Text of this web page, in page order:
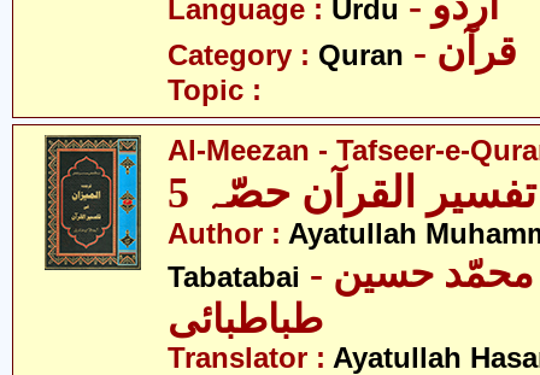
Language : Urdu
Category : Quran - قرآن
Topic :
Al-Meezan - Tafseer-e-
القرآن حصّہ 5
Author : Ayatullah
Tabatabai - آیت اللہ محمّد حسین
طباطبائی
Translator : Ayatullah